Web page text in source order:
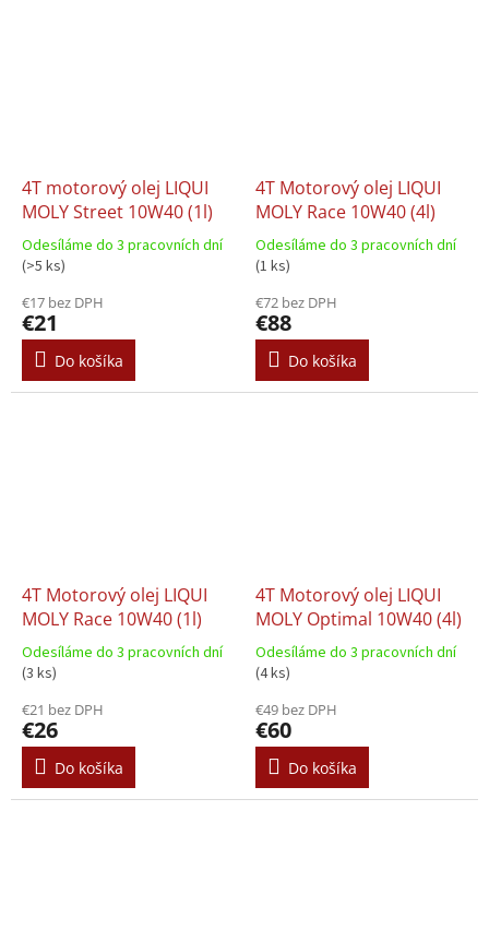
4T motorový olej LIQUI
MOLY Street 10W40 (1l)
Odesíláme do 3 pracovních dní
(>5 ks)
€17 bez DPH
€21
Do košíka
4T Motorový olej LIQUI
MOLY Race 10W40 (4l)
Odesíláme do 3 pracovních dní
(1 ks)
€72 bez DPH
€88
Do košíka
4T Motorový olej LIQUI
MOLY Race 10W40 (1l)
Odesíláme do 3 pracovních dní
(3 ks)
€21 bez DPH
€26
Do košíka
4T Motorový olej LIQUI
MOLY Optimal 10W40 (4l)
Odesíláme do 3 pracovních dní
(4 ks)
€49 bez DPH
€60
Do košíka